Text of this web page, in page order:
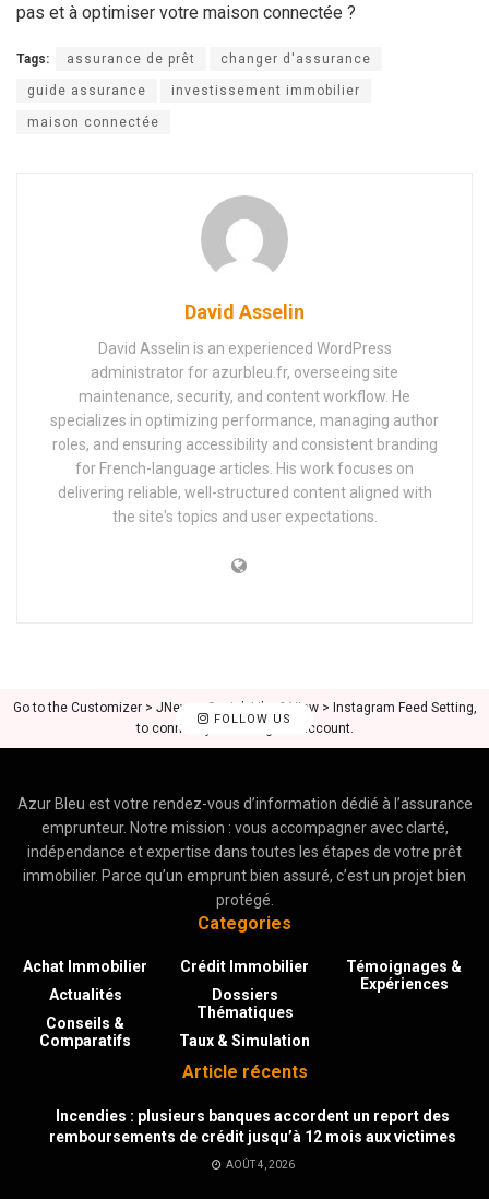
pas et à optimiser votre maison connectée ?
Tags: assurance de prêt changer d'assurance
guide assurance investissement immobilier
maison connectée
David Asselin
David Asselin is an experienced WordPress
administrator for azurbleu.fr, overseeing site
maintenance, security, and content workflow. He
specializes in optimizing performance, managing author
roles, and ensuring accessibility and consistent branding
for French-language articles. His work focuses on
delivering reliable, well-structured content aligned with
the site's topics and user expectations.
FOLLOW US
Go to the Customizer > JNews : Social, Like & View > Instagram Feed Setting,
to connect your Instagram account.
Azur Bleu est votre rendez-vous d’information dédié à l’assurance
emprunteur. Notre mission : vous accompagner avec clarté,
indépendance et expertise dans toutes les étapes de votre prêt
immobilier. Parce qu’un emprunt bien assuré, c’est un projet bien
protégé.
Categories
Achat Immobilier
Actualités
Conseils &
Comparatifs
Crédit Immobilier
Dossiers
Thématiques
Taux & Simulation
Témoignages &
Expériences
Article récents
Incendies : plusieurs banques accordent un report des
remboursements de crédit jusqu’à 12 mois aux victimes
AOÛT 4, 2026